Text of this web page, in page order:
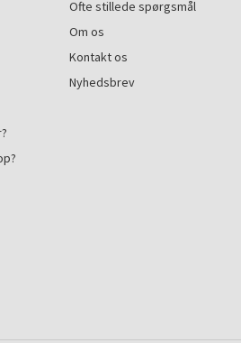
Ofte stillede spørgsmål
Om os
Kontakt os
Nyhedsbrev